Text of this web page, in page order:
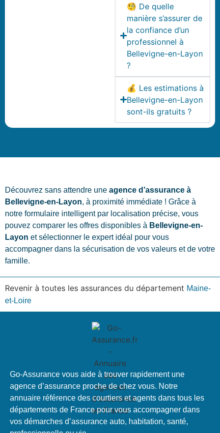
🧐 De quelle
manière s’assurer de
la confiance d’un
professionnel à
Bellevigne-en-Layon
?
💰 Les estimations à
Bellevigne-en-Layon
sont-ils gratuits ?
Découvrez sans attendre une agence d’assurance à
Bellevigne-en-Layon, à proximité immédiate ! Grâce à
notre formulaire intelligent par localisation précise, vous
pouvez comparer les offres disponibles à Bellevigne-en-
Layon et sélectionner le expert idéal pour vous
accompagner dans la sécurisation de vos valeurs et de votre
famille.
Revenir à toutes les assurances du département Maine-
et-Loire
Go-Assurance vous aide à trouver rapidement une
agence d’assurance proche de chez vous. Notre
annuaire référence des courtiers et agents dans tous les
départements de France pour vous accompagner dans
vos démarches d’assurance auto, habitation, santé,